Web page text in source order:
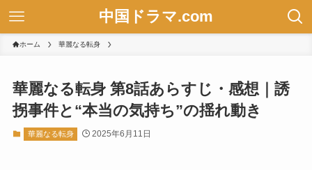
中国ドラマ.com
ホーム 華麗なる転身
華麗なる転身 第8話あらすじ・感想｜誘
拐事件と“本当の気持ち”の揺れ動き
華麗なる転身 2025年6月11日